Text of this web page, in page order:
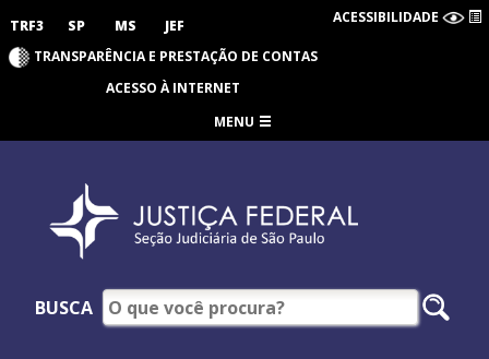
TRF3 SP MS JEF ACESSIBILIDADE
TRANSPARÊNCIA E PRESTAÇÃO DE CONTAS
ACESSO À INTERNET
MENU
BUSCA